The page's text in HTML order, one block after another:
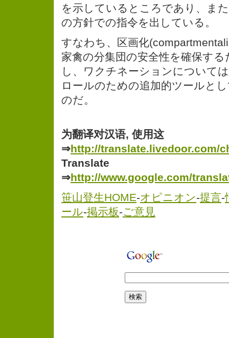
を示しているところであり、ま
の方針での指令を出している。
すなわち、区画化
家禽の分集団の安全性を確保す
し、ワクチネーションについて
ロールのための追加的ツールと
のだ。
为翻译对汉语, 使用这
⇒http://translate.livedoor.com/
Translate
⇒http://www.google.com/
笹山登生HOME-オピニオン-提言-
ール-掲示板-ご意見